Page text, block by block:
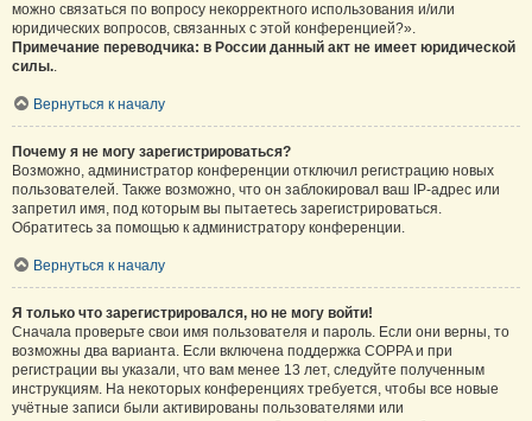
можно связаться по вопросу некорректного использования и/или
юридических вопросов, связанных с этой конференцией?».
Примечание переводчика: в России данный акт не имеет юридической
силы..
Вернуться к началу
Почему я не могу зарегистрироваться?
Возможно, администратор конференции отключил регистрацию новых
пользователей. Также возможно, что он заблокировал ваш IP-адрес или
запретил имя, под которым вы пытаетесь зарегистрироваться.
Обратитесь за помощью к администратору конференции.
Вернуться к началу
Я только что зарегистрировался, но не могу войти!
Сначала проверьте свои имя пользователя и пароль. Если они верны, то
возможны два варианта. Если включена поддержка COPPA и при
регистрации вы указали, что вам менее 13 лет, следуйте полученным
инструкциям. На некоторых конференциях требуется, чтобы все новые
учётные записи были активированы пользователями или